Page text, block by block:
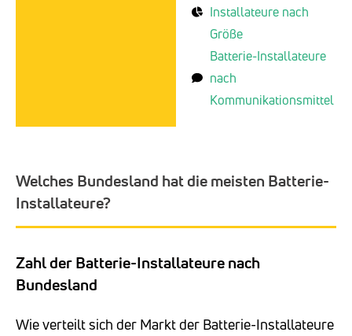
Installateure nach
Größe
Batterie-Installateure
nach
Kommunikationsmittel
Welches Bundesland hat die meisten Batterie-
Installateure?
Zahl der Batterie-Installateure nach
Bundesland
Wie verteilt sich der Markt der Batterie-Installateure